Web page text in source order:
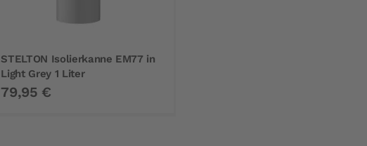
STELTON Isolierkanne EM77 in
Light Grey 1 Liter
79,95 €